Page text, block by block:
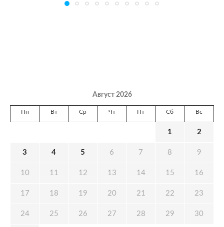
Август 2026
Пн Вт Ср Чт Пт Сб Вс
1 2
3 4 5 6 7 8 9
10 11 12 13 14 15 16
17 18 19 20 21 22 23
24 25 26 27 28 29 30